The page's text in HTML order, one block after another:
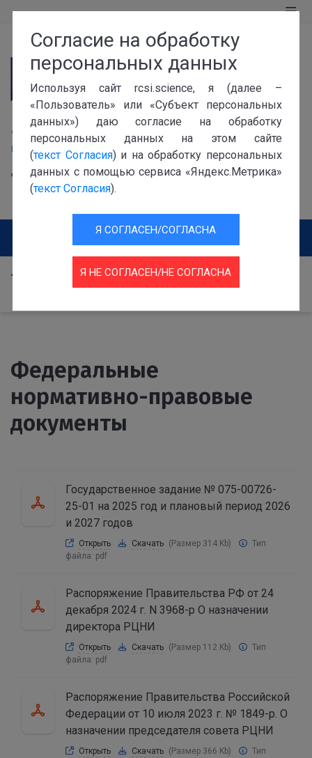
119991, г. Москва, Ленинский проспект, 32а
+7 (499) 941-0115
info@rcsi.science
Версия для слабовидящих
Версия для незрячих
Документы
Федеральные нормативно-правовые документы
Федеральные
нормативно-правовые
документы
Государственное задание № 075-00726-
25-01 на 2025 год и плановый период 2026
и 2027 годов
Открыть Скачать (Размер 314 Kb)
Тип
файла: pdf
Распоряжение Правительства РФ от 24
декабря 2024 г. N 3968-р О назначении
директора РЦНИ
Открыть Скачать (Размер 112 Kb)
Тип
файла: pdf
Распоряжение Правительства Российской
Федерации от 10 июля 2023 г. № 1849-р. О
назначении председателя совета РЦНИ
Открыть Скачать (Размер 366 Kb)
Тип
Согласие на обработку
персональных данных
Используя сайт rcsi.science, я (далее –
«Пользователь» или «Субъект персональных
данных») даю согласие на обработку
персональных данных на этом сайте
(текст Согласия) и на обработку персональных
данных с помощью сервиса «Яндекс.Метрика»
(текст Согласия).
Я СОГЛАСЕН/СОГЛАСНА
Я НЕ СОГЛАСЕН/НЕ СОГЛАСНА